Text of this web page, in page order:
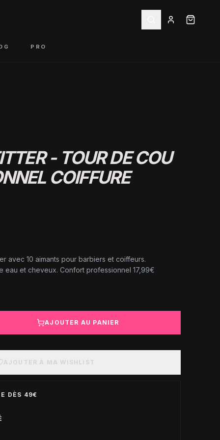
PRO
- TOUR DE COU
COIFFURE
avec 10 aimants pour barbiers et coiffeurs.
eau et cheveux. Confort professionnel 17,99€
AJOUTER AU PANIER
AJOUTER À MA WISHLIST
DÈS 49€